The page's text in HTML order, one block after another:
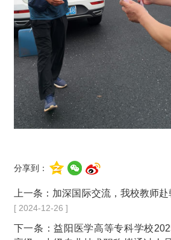
分享到：
上一条： 加深国际交流，我校教师
[ 2024-12-26 ]
下一条：益阳医学高等专科学校